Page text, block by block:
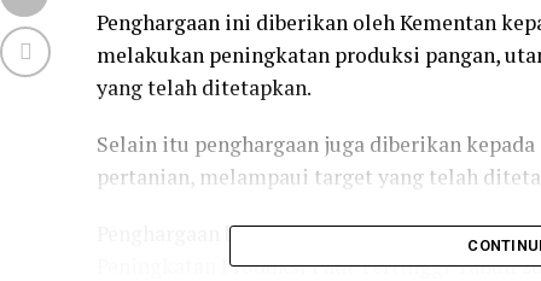
Penghargaan ini diberikan oleh Kementan
melakukan peningkatan produksi pangan,
yang telah ditetapkan.
Selain itu penghargaan juga diberikan
pertanian, melampaui target yang telah
Penghargaan bidang pertanian tahun 2021
Peningkatan Produksi Padi Tertinggi Tahun